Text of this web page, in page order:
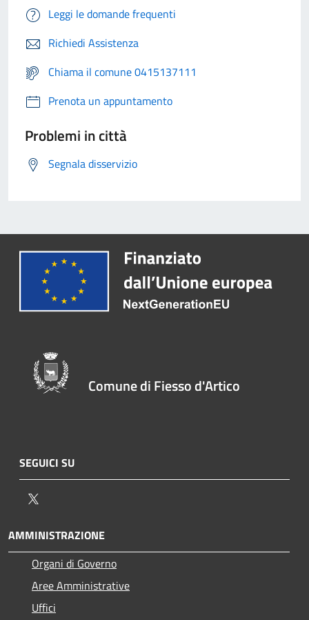
Leggi le domande frequenti
Richiedi Assistenza
Chiama il comune 0415137111
Prenota un appuntamento
Problemi in città
Segnala disservizio
Comune di Fiesso d'Artico
SEGUICI SU
AMMINISTRAZIONE
Organi di Governo
Aree Amministrative
Uffici